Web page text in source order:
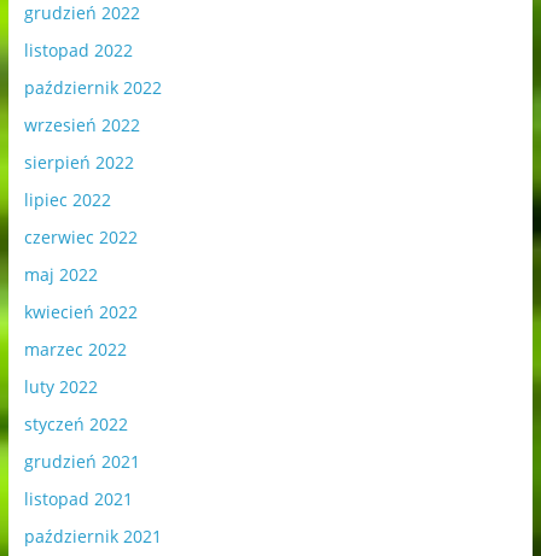
grudzień 2022
listopad 2022
październik 2022
wrzesień 2022
sierpień 2022
lipiec 2022
czerwiec 2022
maj 2022
kwiecień 2022
marzec 2022
luty 2022
styczeń 2022
grudzień 2021
listopad 2021
październik 2021